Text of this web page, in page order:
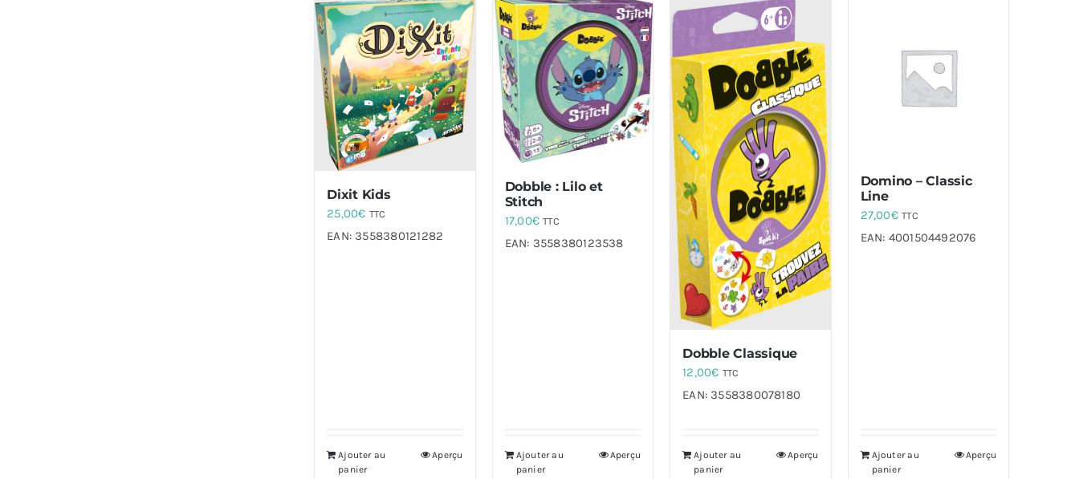
Dixit Kids
25,00€ TTC
EAN:3558380121282
Ajouter au
panier
Aperçu
Dobble : Lilo et
Stitch
17,00€ TTC
EAN: 3558380123538
Ajouter au
panier
Aperçu
Dobble Classique
12,00€ TTC
EAN:3558380078180
Ajouter au
panier
Aperçu
Domino – Classic
Line
27,00€ TTC
EAN: 4001504492076
Ajouter au
panier
Aperçu